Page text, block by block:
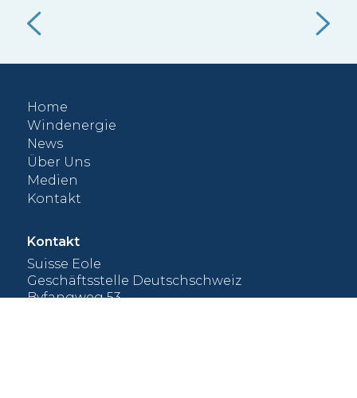
als die kostengünstigste neue fossile
Alternative.
Home
Windenergie
News
Über Uns
Medien
Kontakt
Kontakt
Suisse Eole
Geschäftsstelle Deutschschweiz
Byfangweg 53